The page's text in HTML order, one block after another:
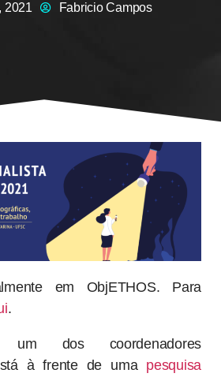
2021 Fabricio Campos
em ObjETHOS. Para
.
um dos coordenadores
à frente de uma pesquisa